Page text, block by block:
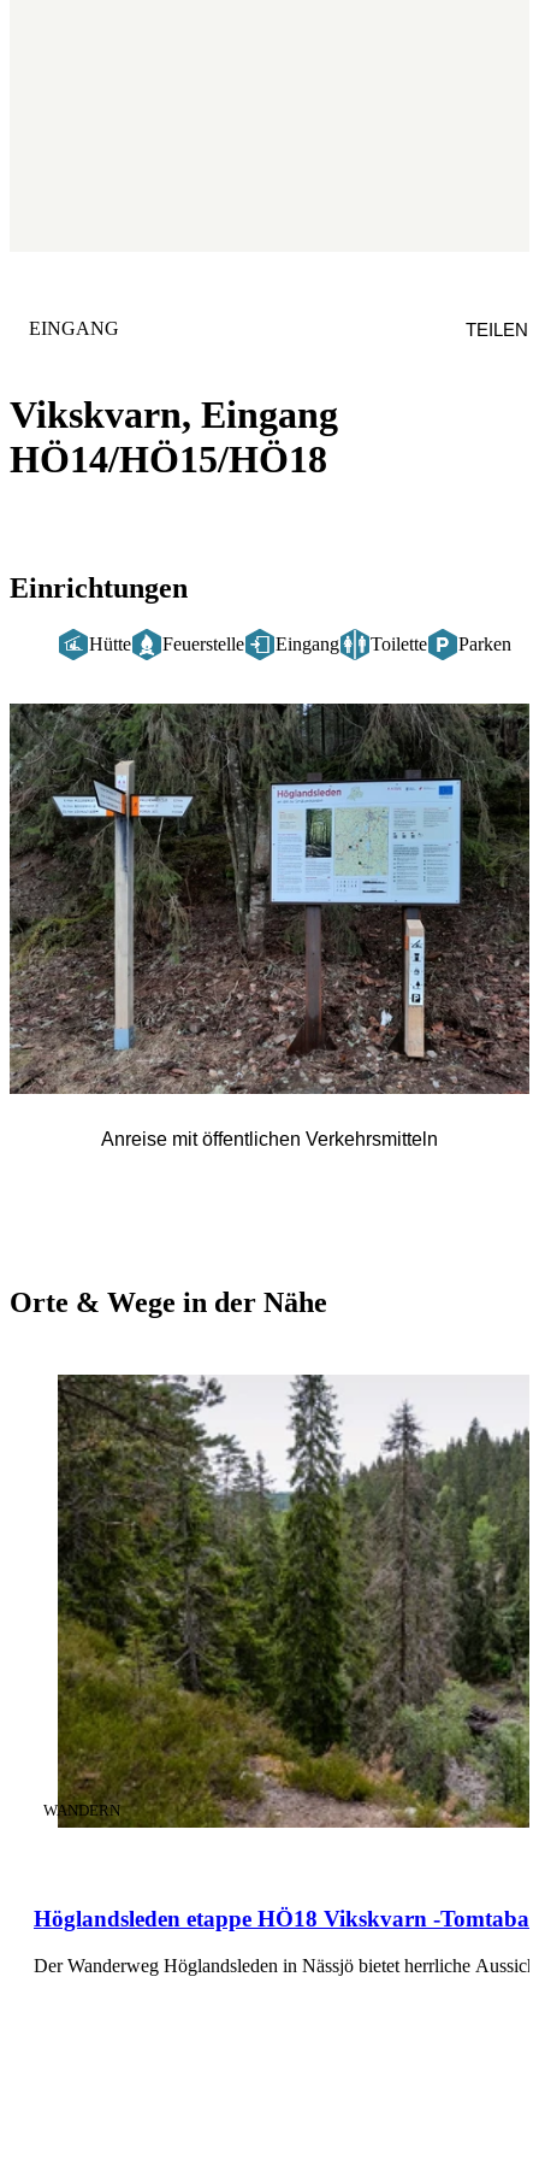
Vikskvarn, Eingang
HÖ14/HÖ15/HÖ18
KATEGORIE
EINGANG TEILEN
Einrichtungen
Hütte Feuerstelle Eingang Toilette Parken
Bildergalerie
Anreise mit öffentlichen Verkehrsmitteln
Orte & Wege in der Nähe
Höglandsleden etappe HÖ18 Vikskvarn -
KATEGORIE:
WANDERN
Der Wanderweg Höglandsleden in Nässjö bietet herrliche